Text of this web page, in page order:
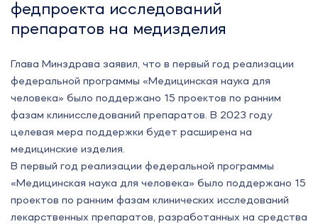
федпроекта исследований
препаратов на медизделия
Глава Минздрава заявил, что в первый год реализации
федеральной программы «Медицинская наука для
человека» было поддержано 15 проектов по ранним
фазам клинисследований препаратов. В 2023 году
целевая мера поддержки будет расширена на
медицинские изделия.
В первый год реализации федеральной программы
«Медицинская наука для человека» было поддержано 15
проектов по ранним фазам клинических исследований
лекарственных препаратов, разработанных на средства